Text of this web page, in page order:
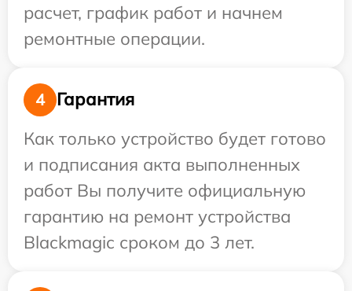
расчет, график работ и начнем
ремонтные операции.
4
Гарантия
Как только устройство будет готово
и подписания акта выполненных
работ Вы получите официальную
гарантию на ремонт устройства
Blackmagic сроком до 3 лет.